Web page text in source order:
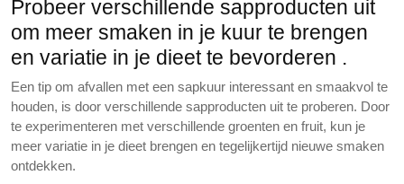
Probeer verschillende sapproducten uit
om meer smaken in je kuur te brengen
en variatie in je dieet te bevorderen .
Een tip om afvallen met een sapkuur interessant en smaakvol te
houden, is door verschillende sapproducten uit te proberen. Door
te experimenteren met verschillende groenten en fruit, kun je
meer variatie in je dieet brengen en tegelijkertijd nieuwe smaken
ontdekken.